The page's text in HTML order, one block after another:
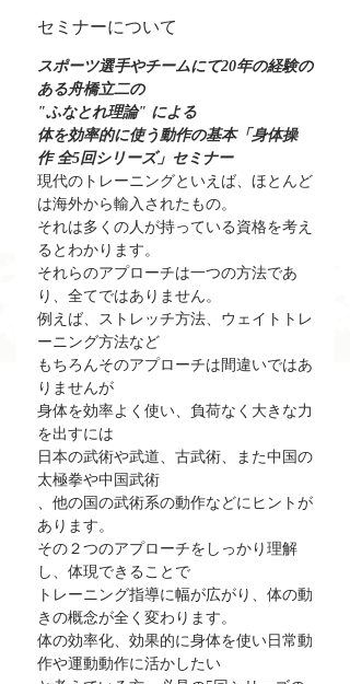
セミナーについて
スポーツ選手やチームにて20年の経験の
ある舟橋立二の
"ふなとれ理論" による
体を効率的に使う動作の基本「身体操
作 全5回シリーズ」セミナー
現代のトレーニングといえば、ほとんど
は海外から輸入されたもの。
それは多くの人が持っている資格を考え
るとわかります。
それらのアプローチは一つの方法であ
り、全てではありません。
例えば、ストレッチ方法、ウェイトトレ
ーニング方法など
もちろんそのアプローチは間違いではあ
りませんが
身体を効率よく使い、負荷なく大きな力
を出すには
日本の武術や武道、古武術、また中国の
太極拳や中国武術
、他の国の武術系の動作などにヒントが
あります。
その２つのアプローチをしっかり理解
し、体現できることで
トレーニング指導に幅が広がり、体の動
きの概念が全く変わります。
体の効率化、効果的に身体を使い日常動
作や運動動作に活かしたい